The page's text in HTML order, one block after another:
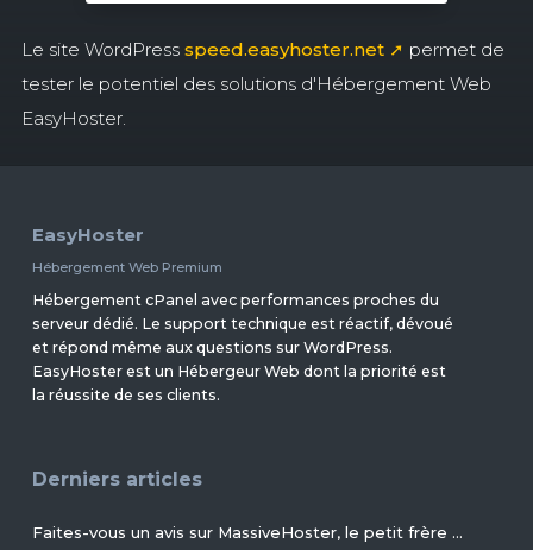
Le site WordPress speed.easyhoster.net ➚ permet de
tester le potentiel des solutions d'Hébergement Web
EasyHoster.
EasyHoster
Hébergement Web Premium
Hébergement cPanel avec performances proches du
serveur dédié. Le support technique est réactif, dévoué
et répond même aux questions sur WordPress.
EasyHoster est un Hébergeur Web dont la priorité est
la réussite de ses clients.
Derniers articles
Faites-vous un avis sur MassiveHoster, le petit frère d’EasyHoster incontournable pour les petits budgets !